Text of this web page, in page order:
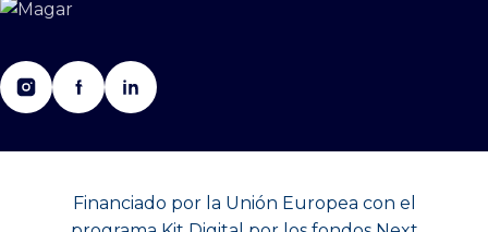
Financiado por la Unión Europea con el